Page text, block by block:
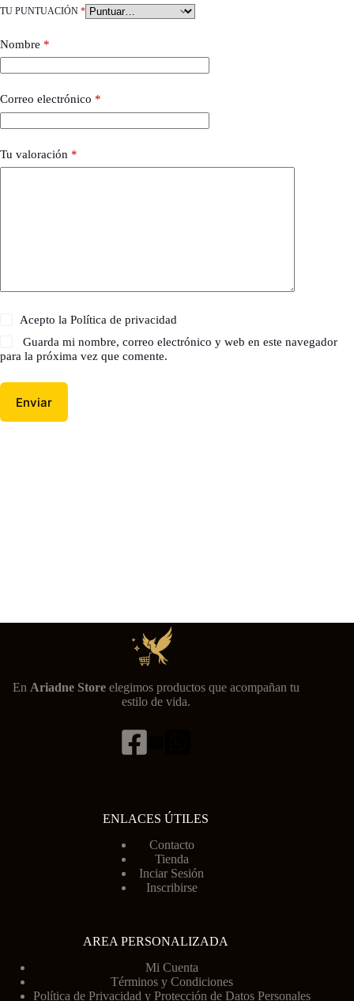
TU PUNTUACIÓN *
Nombre *
Correo electrónico *
Tu valoración *
Acepto laPolítica de privacidad
Guarda mi nombre, correo electrónico y web en este navegador
para la próxima vez que comente.
Enviar
En Ariadne Store elegimos productos que acompañan tu
estilo de vida.
ENLACES ÚTILES
Contacto
Tienda
Inciar Sesión
Inscribirse
AREA PERSONALIZADA
Mi Cuenta
Términos y Condiciones
Política de Privacidad y Protección de Datos Personales